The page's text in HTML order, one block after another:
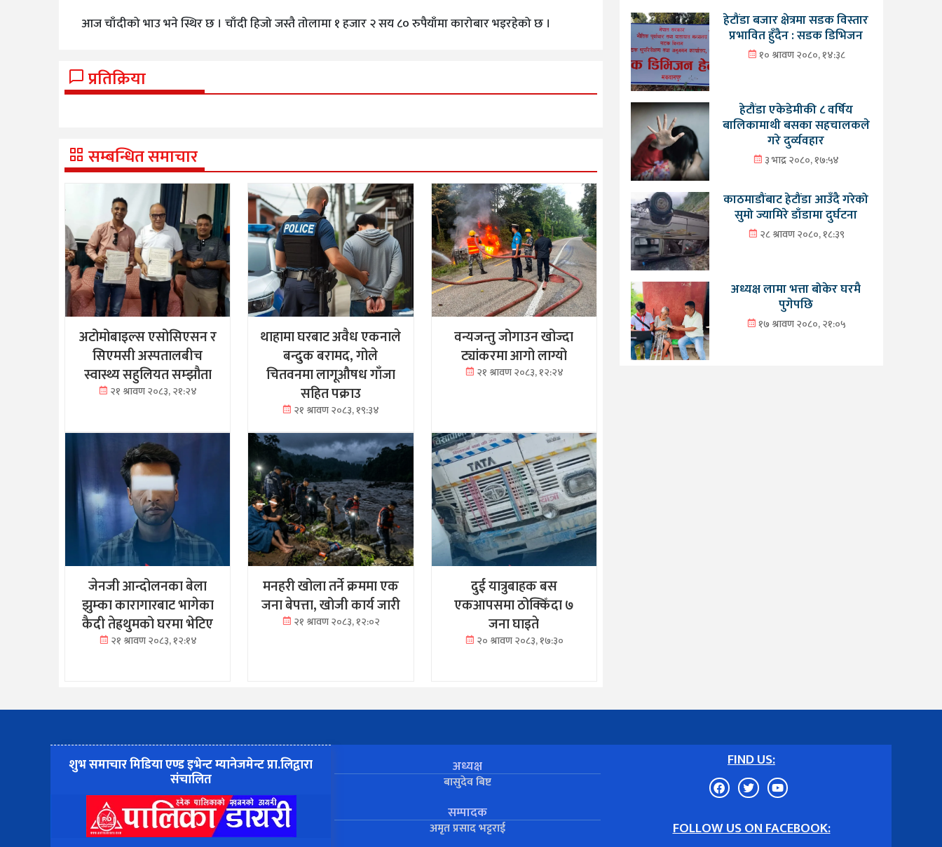
आज चाँदीको भाउ भने स्थिर छ । चाँदी हिजो जस्तै तोलामा १ हजार २ सय ८० रुपैयाँमा कारोबार भइरहेको छ ।
प्रतिक्रिया
सम्बन्धित समाचार
अटोमोबाइल्स एसोसिएसन र
सिएमसी अस्पतालबीच
स्वास्थ्य सहुलियत सम्झौता
२१ श्रावण २०८३, २१:२४
थाहामा घरबाट अवैध एकनाले
बन्दुक बरामद, गोले
चितवनमा लागूऔषध गाँजा
सहित पक्राउ
२१ श्रावण २०८३, १९:३४
वन्यजन्तु जोगाउन खोज्दा
ट्यांकरमा आगो लाग्यो
२१ श्रावण २०८३, १२:२४
जेनजी आन्दोलनका बेला
झुम्का कारागारबाट भागेका
कैदी तेह्रथुमको घरमा भेटिए
२१ श्रावण २०८३, १२:१४
मनहरी खोला तर्ने क्रममा एक
जना बेपत्ता, खोजी कार्य जारी
२१ श्रावण २०८३, १२:०२
दुई यात्रुबाहक बस
एकआपसमा ठोक्किँदा ७
जना घाइते
२० श्रावण २०८३, १७:३०
हेटौंडा बजार क्षेत्रमा सडक विस्तार
प्रभावित हुँदैन : सडक डिभिजन
१० श्रावण २०८०, १४:३८
हेटौंडा एकेडेमीकी ८ वर्षिय
बालिकामाथी बसका सहचालकले
गरे दुर्व्यवहार
३ भाद्र २०८०, १७:५४
काठमाडौंबाट हेटौंडा आउँदै गरेको
सुमो ज्यामिरे डाँडामा दुर्घटना
२८ श्रावण २०८०, १८:३९
अध्यक्ष लामा भत्ता बोकेर घरमै
पुगेपछि
१७ श्रावण २०८०, २१:०५
शुभ समाचार मिडिया एण्ड इभेन्ट म्यानेजमेन्ट प्रा.लिद्वारा
संचालित
अध्यक्ष
बासुदेव बिष्ट
सम्पादक
अमृत प्रसाद भट्टराई
FIND US:
FOLLOW US ON FACEBOOK: